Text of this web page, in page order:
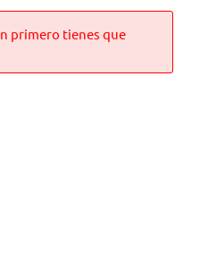
primero tienes que